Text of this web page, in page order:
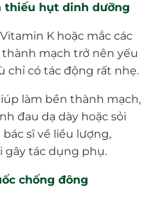
thiếu hụt dinh dưỡng
K hoặc mắc các
mạch trở nên yếu
chỉ có tác động rất nhẹ.
làm bền thành mạch,
đau dạ dày hoặc sỏi
sĩ về liều lượng,
gây tác dụng phụ.
chống đông